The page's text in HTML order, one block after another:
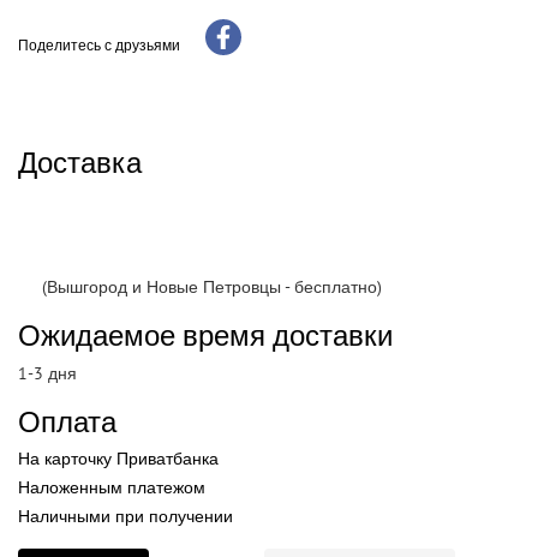
Поделитесь с друзьями
Доставка
(Вышгород и Новые Петровцы - бесплатно)
Ожидаемое время доставки
1-3 дня
Оплата
На карточку Приватбанка
Наложенным платежом
Наличными при получении